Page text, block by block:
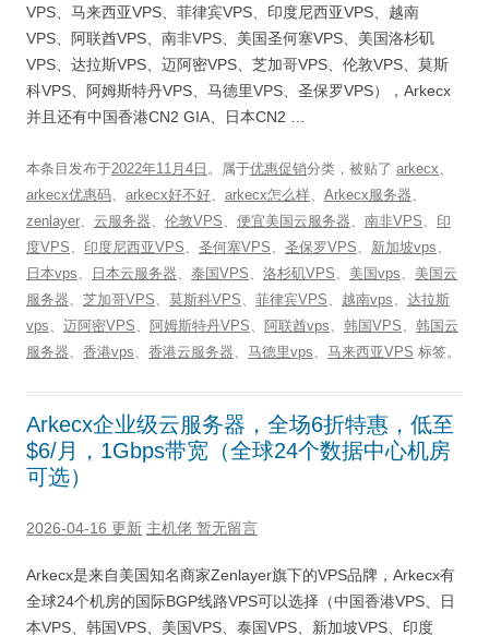
VPS、马来西亚VPS、菲律宾VPS、印度尼西亚VPS、越南
VPS、阿联酋VPS、南非VPS、美国圣何塞VPS、美国洛杉矶
VPS、达拉斯VPS、迈阿密VPS、芝加哥VPS、伦敦VPS、莫斯
科VPS、阿姆斯特丹VPS、马德里VPS、圣保罗VPS），Arkecx
并且还有中国香港CN2 GIA、日本CN2 …
本条目发布于2022年11月4日 。属于优惠促销分类，被贴了 arkecx、
arkecx优惠码、 arkecx好不好、 arkecx怎么样、 Arkecx服务器、
zenlayer、 云服务器、 伦敦VPS、 便宜美国云服务器、 南非VPS、 印
度VPS、 印度尼西亚VPS、 圣何塞VPS、 圣保罗VPS、 新加坡vps、
日本vps、 日本云服务器、 泰国VPS、 洛杉矶VPS、 美国vps、 美国云
服务器、 芝加哥VPS、 莫斯科VPS、 菲律宾VPS、 越南vps、 达拉斯
vps、 迈阿密VPS、 阿姆斯特丹VPS、 阿联酋vps、 韩国VPS、 韩国云
服务器、 香港vps、 香港云服务器、 马德里vps、 马来西亚VPS 标签。
Arkecx企业级云服务器，全场6折特惠，低至
$6/月，1Gbps带宽（全球24个数据中心机房
可选）
2026-04-16 更新 主机佬 暂无留言
Arkecx是来自美国知名商家Zenlayer旗下的VPS品牌，Arkecx有
全球24个机房的国际BGP线路VPS可以选择（中国香港VPS、日
本VPS、韩国VPS、美国VPS、泰国VPS、新加坡VPS、印度